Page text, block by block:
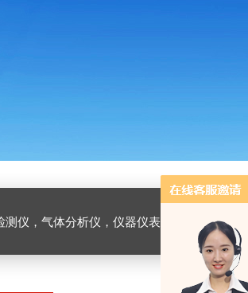
测仪，气体分析仪，仪器仪表，劳保用品